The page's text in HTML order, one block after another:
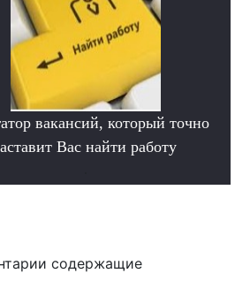
вакансий, который точно
Вас найти работу
содержащие